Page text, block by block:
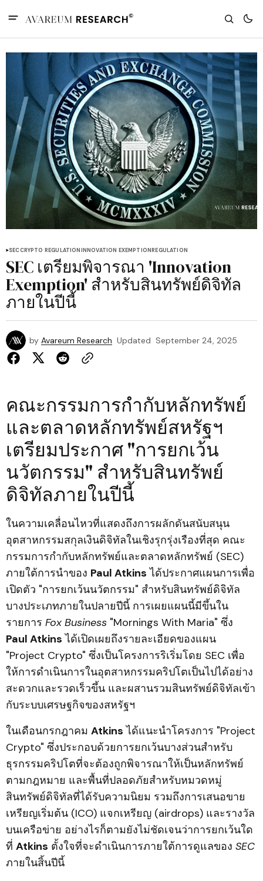
SECCRYPTO REGULATIONINNOVATION EXEMPTIONREGULATION
SEC เตรียมพิจารณา 'Innovation
Exemption' สำหรับสินทรัพย์ดิจิทัล
ภายในปีนี้
by Avareum Research Updated September 24, 2025
คณะกรรมการกำกับหลักทรัพย์
และตลาดหลักทรัพย์สหรัฐฯ
เตรียมประกาศ "การยกเว้น
นวัตกรรม" สำหรับสินทรัพย์
ดิจิทัลภายในปีนี้
ในความเคลื่อนไหวที่แสดงถึงการผลักดันสนับสนุน
อุตสาหกรรมสกุลเงินดิจิทัลในเชิงรุกรุ่งเรืองที่สุด คณะ
กรรมการกำกับหลักทรัพย์และตลาดหลักทรัพย์ (SEC)
ภายใต้การนำของ Paul Atkins ได้ประกาศแผนการเพื่อ
เปิดตัว "การยกเว้นนวัตกรรม" สำหรับสินทรัพย์ดิจิทัล
บางประเภทภายในปลายปีนี้ การเผยแผนนี้มีขึ้นใน
รายการ Fox Business "Mornings With Maria" ซึ่ง
Paul Atkins ได้เปิดเผยถึงรายละเอียดของแผน
"Project Crypto" ซึ่งเป็นโครงการริเริ่มโดย SEC เพื่อ
ให้การดำเนินการในอุตสาหกรรมคริปโตเป็นไปได้อย่าง
สะดวกและรวดเร็วขึ้น และผสานรวมสินทรัพย์ดิจิทัลเข้า
กับระบบเศรษฐกิจของสหรัฐฯ
ในเดือนกรกฎาคม Atkins ได้แนะนำโครงการ "Project
Crypto" ซึ่งประกอบด้วยการยกเว้นบางส่วนสำหรับ
ธุรกรรมคริปโตที่จะต้องถูกพิจารณาให้เป็นหลักทรัพย์
ตามกฎหมาย และพื้นที่ปลอดภัยสำหรับหมวดหมู่
สินทรัพย์ดิจิทัลที่ได้รับความนิยม รวมถึงการเสนอขาย
เหรียญเริ่มต้น (ICO) แจกเหรียญ (airdrops) และรางวัล
บนเครือข่าย อย่างไรก็ตามยังไม่ชัดเจนว่าการยกเว้นใด
ที่ Atkins ตั้งใจที่จะดำเนินการภายใต้การดูแลของ SEC
ภายในสิ้นปีนี้